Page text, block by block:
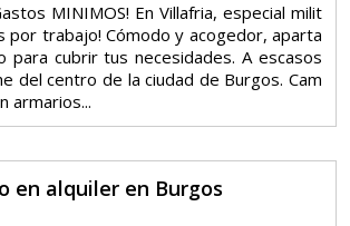
MINIMOS! En Villafria, especial milit
por trabajo! Cómodo y acogedor, aparta
para cubrir tus necesidades. A escasos
del centro de la ciudad de Burgos. Cam
armarios...
en alquiler en Burgos